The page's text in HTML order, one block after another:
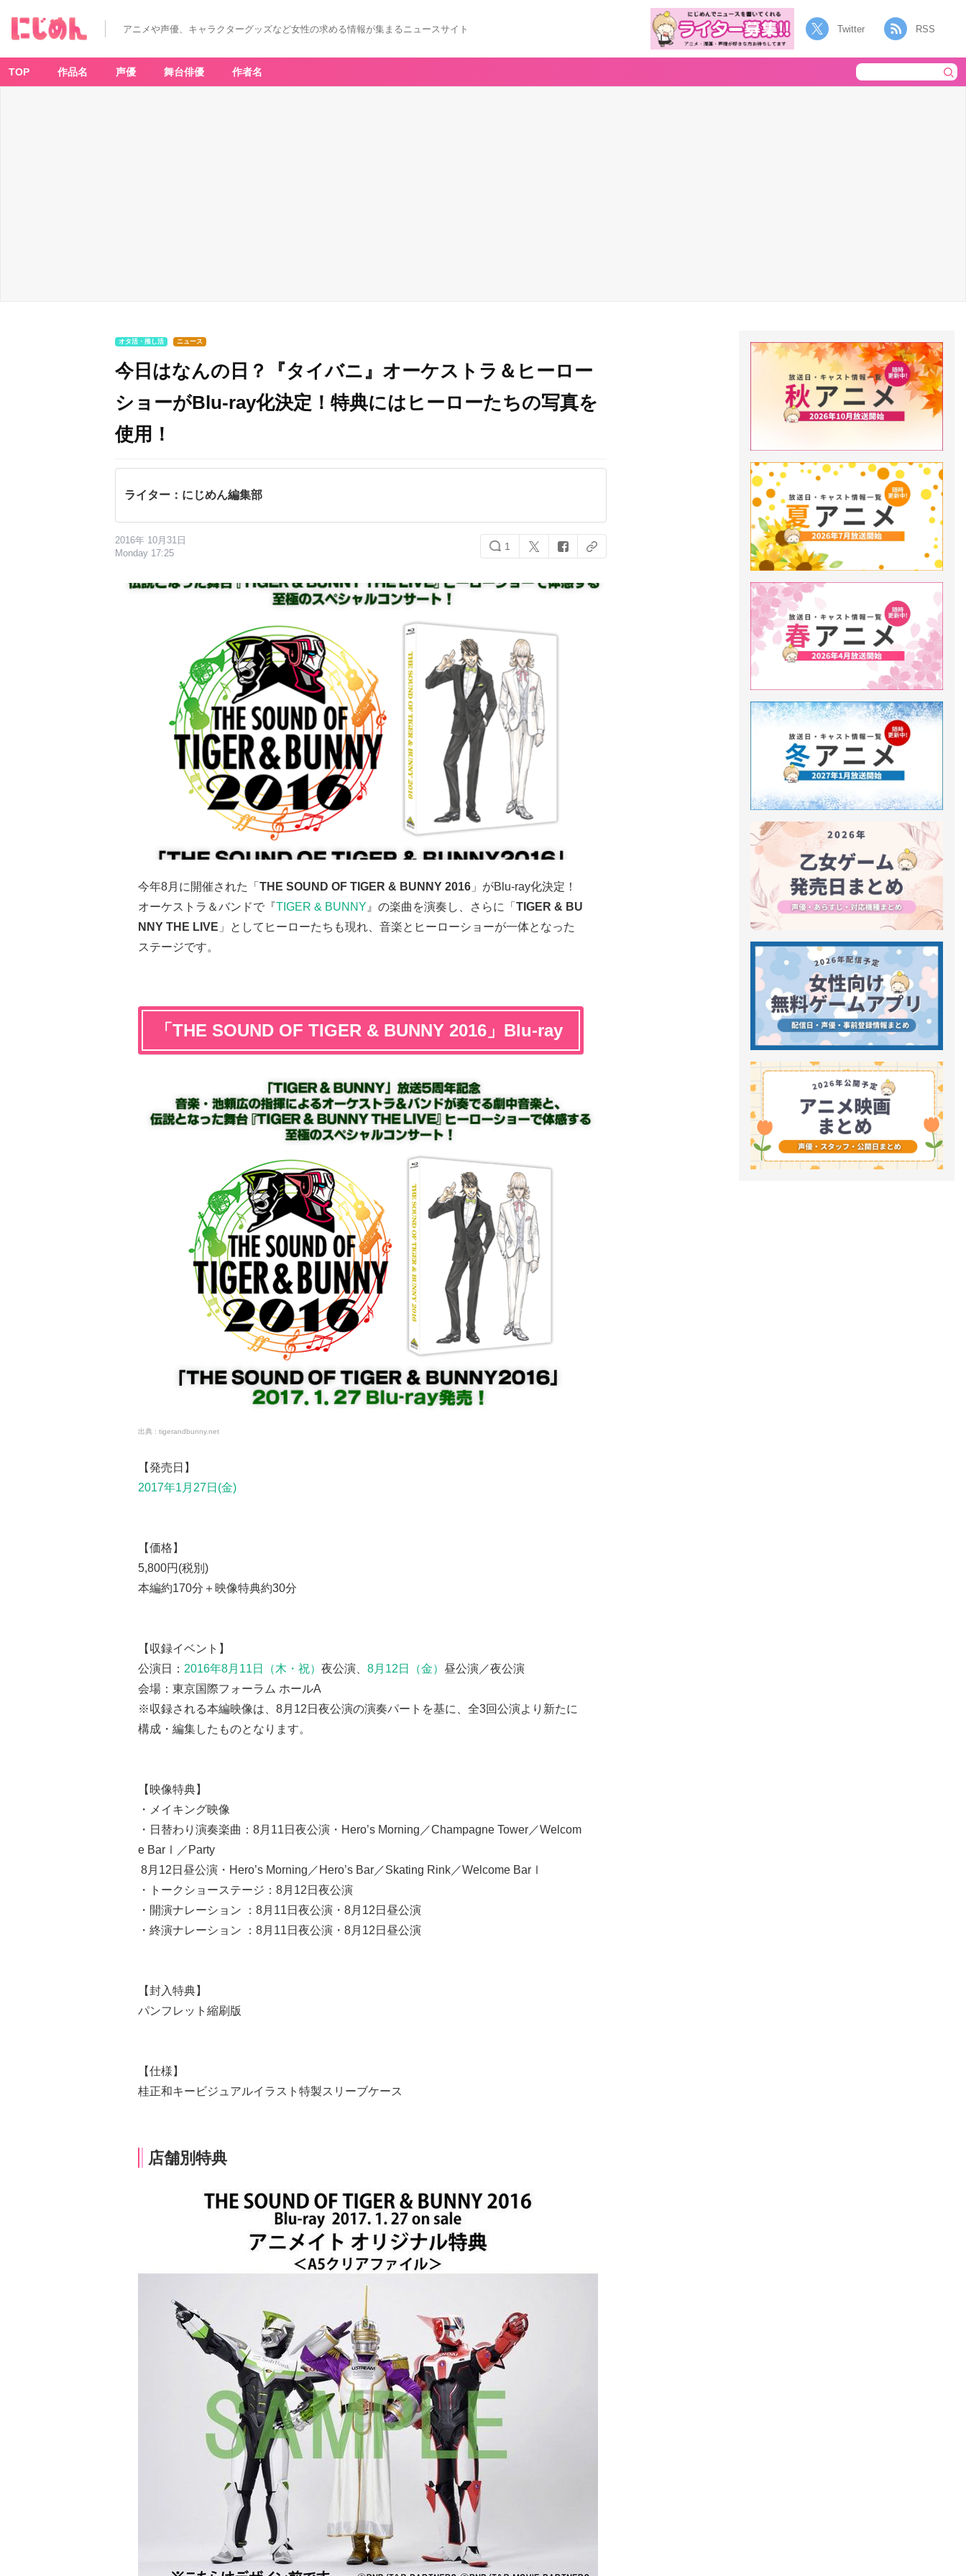
アニメや声優、キャラクターグッズなど女性の求める情報が集まるニュースサイト Twitter RSS
TOP 作品名 声優 舞台俳優 作者名
オタ活・推し活 ニュース
今日はなんの日？『タイバニ』オーケストラ＆ヒーロー
ショーがBlu-ray化決定！特典にはヒーローたちの写真を
使用！
ライター：にじめん編集部
2016年 10月31日
Monday 17:25
1
今年8月に開催された「 THE SOUND OF TIGER & BUNNY 2016 」がBlu-ray化決定！
オーケストラ＆バンドで『TIGER & BUNNY 』の楽曲を演奏し、さらに「 TIGER & BU
NNY THE LIVE 」としてヒーローたちも現れ、音楽とヒーローショーが一体となった
ステージです。
「THE SOUND OF TIGER & BUNNY 2016」Blu-ray
tigerandbunny.net
【発売日】
2017年1月27日(金)
【価格】
5,800円(税別)
本編約170分＋映像特典約30分
【収録イベント】
公演日： 2016年8月11日（木・祝） 夜公演 8月12日（金） 昼公演／夜公演
会場：東京国際フォーラム ホールA
※収録される本編映像は、8月12日夜公演の演奏パートを基に、全3回公演より新たに
構成・編集したものとなります。
【映像特典】
・メイキング映像
・日替わり演奏楽曲：8月11日夜公演・Hero’s Morning／Champagne Tower／Welcom
e BarⅠ／Party
8月12日昼公演・Hero’s Morning／Hero’s Bar／Skating Rink／Welcome BarⅠ
・トークショーステージ：8月12日夜公演
・開演ナレーション ：8月11日夜公演・8月12日昼公演
・終演ナレーション ：8月11日夜公演・8月12日昼公演
【封入特典】
パンフレット縮刷版
【仕様】
桂正和キービジュアルイラスト特製スリーブケース
店舗別特典